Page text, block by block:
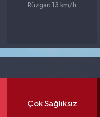
Rüzgar: 13 km/h
Çok Sağlıksız